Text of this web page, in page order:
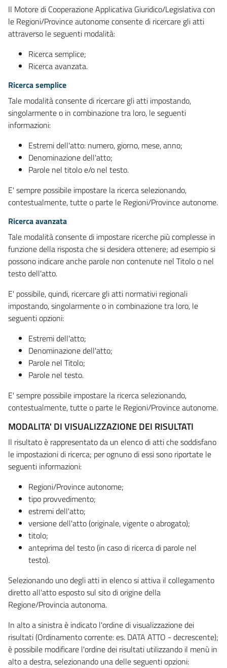
Il Motore di Cooperazione Applicativa Giuridico/Legislativa con
le Regioni/Province autonome consente di ricercare gli atti
attraverso le seguenti modalità:
Ricerca semplice;
Ricerca avanzata.
Ricerca semplice
Tale modalità consente di ricercare gli atti impostando,
singolarmente o in combinazione tra loro, le seguenti
informazioni:
Estremi dell'atto: numero, giorno, mese, anno;
Denominazione dell'atto;
Parole nel titolo e/o nel testo.
E' sempre possibile impostare la ricerca selezionando,
contestualmente, tutte o parte le Regioni/Province autonome.
Ricerca avanzata
Tale modalità consente di impostare ricerche più complesse in
funzione della risposta che si desidera ottenere; ad esempio si
possono indicare anche parole non contenute nel Titolo o nel
testo dell'atto.
E' possibile, quindi, ricercare gli atti normativi regionali
impostando, singolarmente o in combinazione tra loro, le
seguenti opzioni:
Estremi dell'atto;
Denominazione dell'atto;
Parole nel Titolo;
Parole nel testo.
E' sempre possibile impostare la ricerca selezionando,
contestualmente, tutte o parte le Regioni/Province autonome.
MODALITA' DI VISUALIZZAZIONE DEI RISULTATI
Il risultato è rappresentato da un elenco di atti che soddisfano
le impostazioni di ricerca; per ognuno di essi sono riportate le
seguenti informazioni:
Regioni/Province autonome;
tipo provvedimento;
estremi dell'atto;
versione dell'atto (originale, vigente o abrogato);
titolo;
anteprima del testo (in caso di ricerca di parole nel
testo).
Selezionando uno degli atti in elenco si attiva il collegamento
diretto all'atto esposto sul sito di origine della
Regione/Provincia autonoma.
In alto a sinistra è indicato l'ordine di visualizzazione dei
risultati (Ordinamento corrente: es. DATA ATTO - decrescente);
è possibile modificare l'ordine dei risultati utilizzando il menù in
alto a destra, selezionando una delle seguenti opzioni: